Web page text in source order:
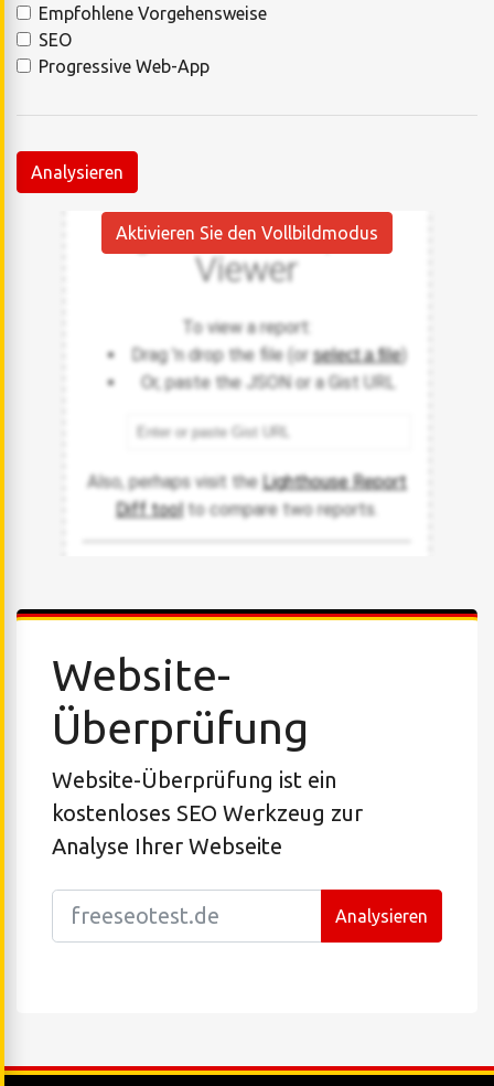
Empfohlene Vorgehensweise
SEO
Progressive Web-App
Analysieren
Aktivieren Sie den Vollbildmodus
Website-
Überprüfung
Website-Überprüfung ist ein
kostenloses SEO Werkzeug zur
Analyse Ihrer Webseite
Analysieren